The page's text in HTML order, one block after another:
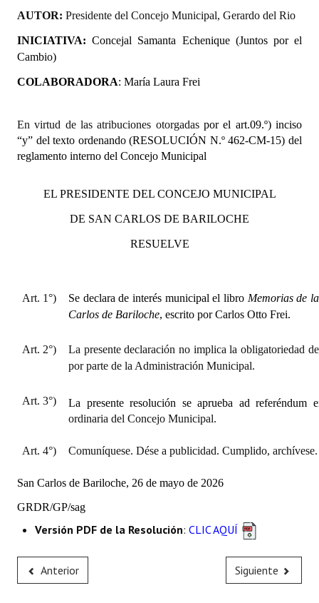
AUTOR: Presidente del Concejo Municipal, Gerardo del Rio
INICIATIVA: Concejal Samanta Echenique (Juntos por el
Cambio)
COLABORADORA: María Laura Frei
En virtud de las atribuciones otorgadaspor el art.09.º) inciso
“y” del texto ordenando (RESOLUCIÓN N.º 462-CM-15) del
reglamento interno del Concejo Municipal
EL PRESIDENTE DEL CONCEJO MUNICIPAL
DE SAN CARLOS DE BARILOCHE
RESUELVE
Art. 1°) Se declara de interés municipal el libro Memorias de
Carlos de Bariloche, escrito por Carlos Otto Frei.
Art. 2°)
La presente declaración no implica la obligatoriedad
por parte de la Administración Municipal.
Art. 3°)
La presente resolución se aprueba ad referéndum
ordinaria del Concejo Municipal.
Art. 4°) Comuníquese. Dése a publicidad. Cumplido, archívese.
San Carlos de Bariloche, 26 de mayo de 2026
GRDR/GP/sag
Versión PDF de la Resolución: CLIC AQUÍ
Anterior Siguiente